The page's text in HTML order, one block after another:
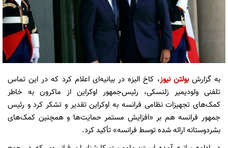
به گزارشبولتن نیوز، کاخ الیزه در بیانیه‌ای اعلام کرد که در این تماس
تلفنی ولودیمیر زلنسکی، رئیس‌جمهور اوکراین از ماکرون به خاطر
کمک‌های تجهیزات نظامی فرانسه به اوکراین تقدیر و تشکر کرد و رئیس
جمهور فرانسه هم بر «افزایش مستمر حمایت‌ها و همچنین کمک‌های
بشردوستانه ارائه شده توسط فرانسه» تأکید کرد.